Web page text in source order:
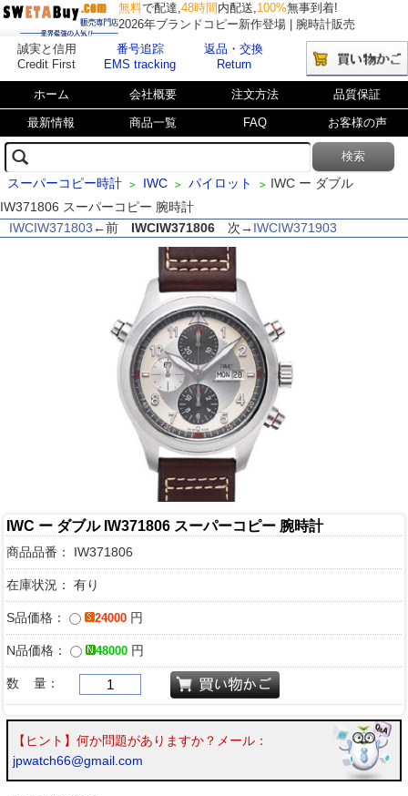
無料で配達,48時間 内配送,100%無事到着!
2026年ブランドコピー新作登場 | 腕時計販売
誠実と信用
Credit First
番号追踪
EMS tracking
返品・交換
Return
ホーム 会社概要 注文方法 品質保証
最新情報 商品一覧 FAQ お客様の声
スーパーコピー時計 > IWC > パイロット > IWC ー ダブル
IW371806 スーパーコピー 腕時計
IWCIW371803 ←前 IWCIW371806 次→ IWCIW371903
IWC ー ダブル IW371806 スーパーコピー 腕時計
商品品番： IW371806
在庫状況： 有り
S品価格： 24000 円
N品価格： 48000 円
数 量：
【ヒント】何か問題がありますか？メール：
jpwatch66@gmail.com